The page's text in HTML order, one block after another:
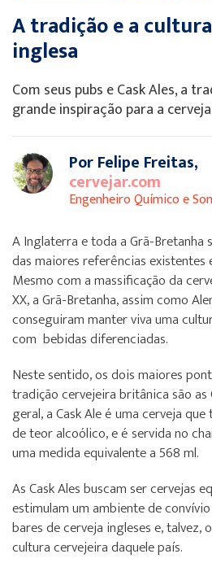
A tradição e a
inglesa
Com seus pubs e Cask Ales, a
grande inspiração para a
Por Felipe Freitas,
cervejar.com
Engenheiro Químico e
A Inglaterra e toda a Grã-Bretanha
das maiores referências existentes
Mesmo com a massificação da
XX, a Grã-Bretanha, assim como
conseguiram manter viva uma
com bebidas diferenciadas.
Neste sentido, os dois maiores
tradição cervejeira britânica são as
geral, a Cask Ale é uma cerveja
de teor alcoólico, e é servida no
uma medida equivalente a 568 ml.
As Cask Ales buscam ser cervejas
estimulam um ambiente de
bares de cerveja ingleses e, talvez,
cultura cervejeira daquele país.